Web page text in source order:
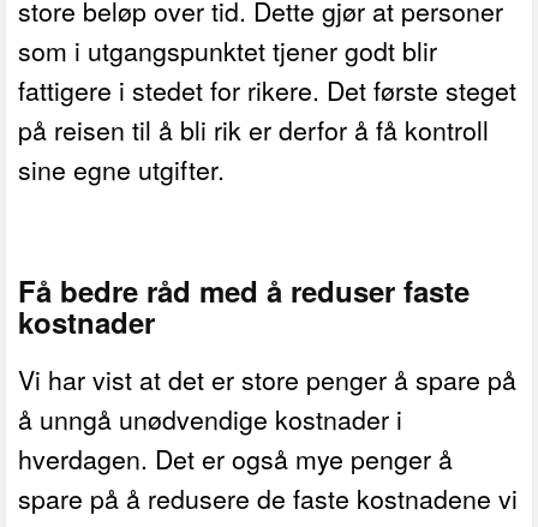
store beløp over tid. Dette gjør at personer
som i utgangspunktet tjener godt blir
fattigere i stedet for rikere. Det første steget
på reisen til å bli rik er derfor å få kontroll
sine egne utgifter.
Få bedre råd med å reduser faste
kostnader
Vi har vist at det er store penger å spare på
å unngå unødvendige kostnader i
hverdagen. Det er også mye penger å
spare på å redusere de faste kostnadene vi